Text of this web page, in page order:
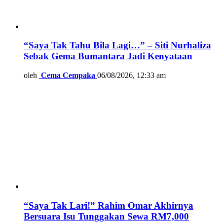
“Saya Tak Tahu Bila Lagi…” – Siti Nurhaliza
Sebak Gema Bumantara Jadi Kenyataan
oleh Cema Cempaka 06/08/2026, 12:33 am
“Saya Tak Lari!” Rahim Omar Akhirnya
Bersuara Isu Tunggakan Sewa RM7,000